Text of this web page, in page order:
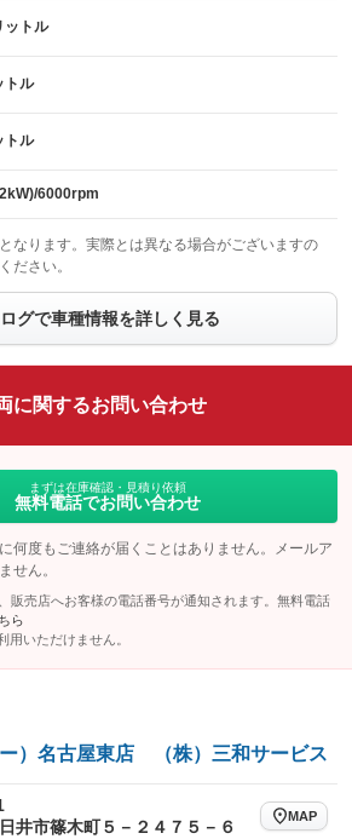
：装備あり
フロントカメラ
：装備あり
：装備あり
ルーフレール
：装備なし
：装備なし
ットル
トル
トル
6000rpm
なります。実際とは異なる場合がございますの
ださい。
グで車種情報を詳しく見る
に関するお問い合わせ
まずは在庫確認・見積り依頼
無料電話でお問い合わせ
何度もご連絡が届くことはありません。メールア
せん。
販売店へお客様の電話番号が通知されます。無料電話
ら
用いただけません。
）名古屋東店 （株）三和サービス
井市篠木町５－２４７５－６
MAP